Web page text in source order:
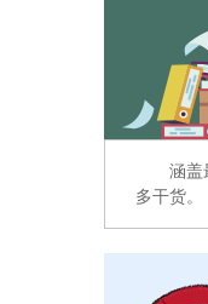
涵盖最
多干货。